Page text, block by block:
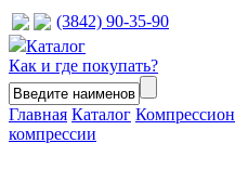
(3842) 90-35-90
Каталог
Как и где покупать?
Главная Каталог
компрессии